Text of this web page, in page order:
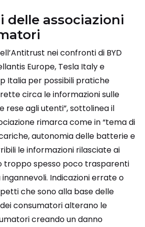
delle associazioni
nei confronti di BYD
Europe, Tesla Italy e
Italia per possibili pratiche
circa le informazioni sulle
agli utenti”, sottolinea il
rimarca come in “tema di
autonomia delle batterie e
le informazioni rilasciate ai
troppo spesso poco trasparenti
Indicazioni errate o
che sono alla base delle
consumatori alterano le
creando un danno